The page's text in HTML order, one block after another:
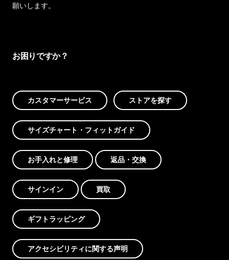
願いします。
お困りですか？
カスタマーサービス ストアを探す
サイズチャート・フィットガイド
お手入れと修理 返品・交換
サインイン 買取
ギフトラッピング
アクセシビリティに関する声明